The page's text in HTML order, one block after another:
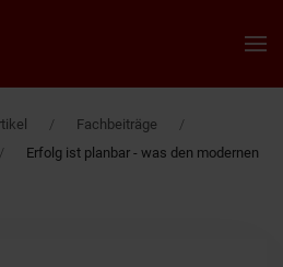
Fachbeiträge
Erfolg ist planbar - was den modernen